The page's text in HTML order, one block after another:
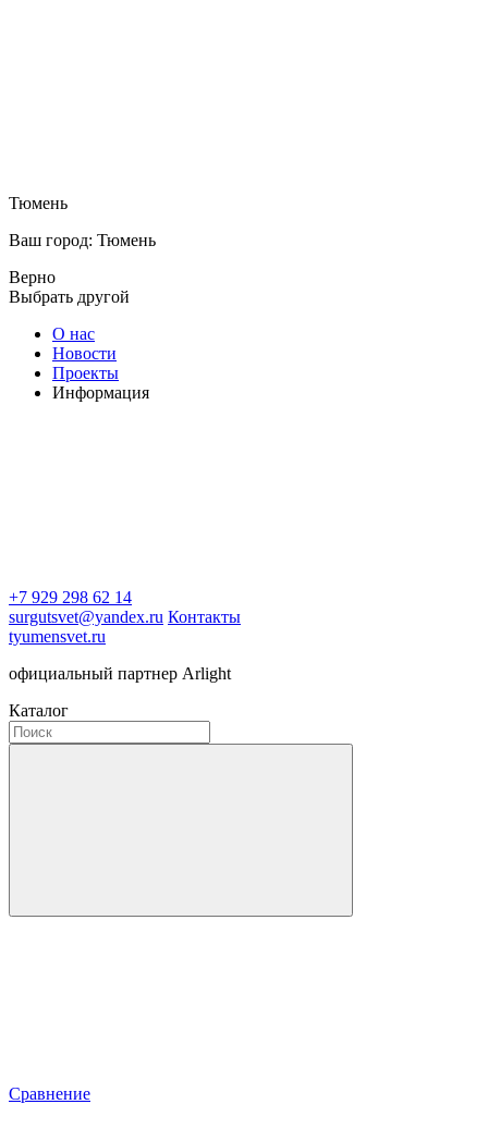
Тюмень
Ваш город: Тюмень
Верно
Выбрать другой
О нас
Новости
Проекты
Информация
+7 929 298 62 14
surgutsvet@yandex.ru Контакты
tyumensvet.ru
официальный партнер Arlight
Каталог
Сравнение